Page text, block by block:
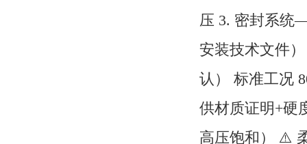
压 3. 密封系统
安装技术文件
认） 标准工况
供材质证明+硬
高压饱和） ⚠️